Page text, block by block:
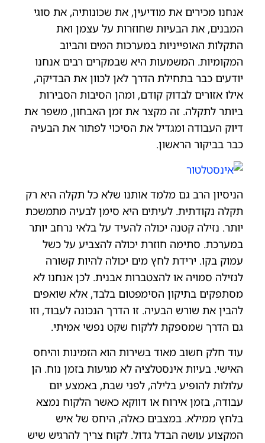
אנחנו מכירים את מודיעין, את שכונותיה, את סוגי
המבנים, את הבעיות שחוזרות על עצמן ואת
התקלות האופייניות במערכות המים והביוב
המקומיות. המשמעות היא שבמקרים רבים אנחנו
יודעים כבר בתחילת הדרך לאן לכוון את הבדיקה,
אילו אזורים לבדוק קודם, ומהן הסיבות הסבירות
ביותר לתקלה. זה מקצר את זמן האבחון, משפר את
דיוק העבודה ומגדיל את הסיכוי לפתור את הבעיה
כבר בביקור הראשון.
הניסיון הרב גם מלמד אותנו שלא כל תקלה היא רק
תקלה נקודתית. לעיתים היא סימן לבעיה מתמשכת
יותר. נזילה קטנה יכולה להעיד על בלאי נרחב יותר
במערכת. סתימה חוזרת יכולה להצביע על כשל
עמוק בקו. ירידת לחץ מים יכולה להיות קשורה
לנזילה סמויה או להצטברות אבנית. לכן אנחנו לא
מסתפקים בתיקון הסימפטום בלבד, אלא שואפים
להבין את שורש הבעיה. זו הדרך הנכונה לעבוד, וזו
גם הדרך שמספקת ללקוח שקט נפשי אמיתי.
עוד חלק חשוב מאוד בשירות הוא הזמינות והיחס
האישי. בעיות אינסטלציה לא מגיעות בזמן נוח. הן
עלולות להופיע בלילה, לפני שבת, באמצע יום
עבודה, בזמן אירוח או דווקא כאשר הלקוח נמצא
בלחץ ממילא. במצבים כאלה, היחס של איש
המקצוע עושה הבדל גדול. לקוח צריך להרגיש שיש